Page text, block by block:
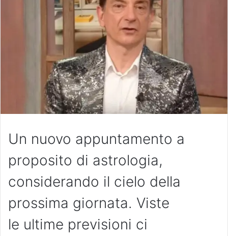
Un nuovo appuntamento a
proposito di astrologia,
considerando il cielo della
prossima giornata. Viste
le ultime previsioni ci